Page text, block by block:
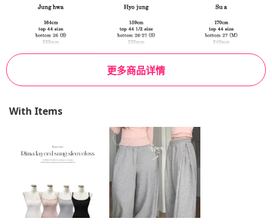
更多商品详情
With Items